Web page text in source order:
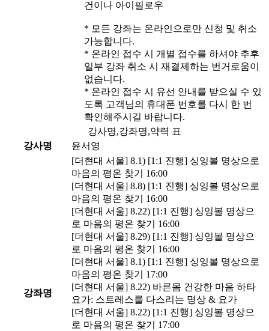
건이나 아이필로우
* 모든 강좌는 온라인으로만 신청 및 취소
가능합니다.
* 온라인 접수 시 개별 접수를 하셔야 추후
일부 강좌 취소 시 재결제하는 번거로움이
없습니다.
* 온라인 접수 시 유선 안내를 받으실 수 있
도록 고객님의 휴대폰 번호를 다시 한 번
확인해주시길 바랍니다.
강사명,강좌명,약력 표
강사명
윤서영
강좌명
[더현대 서울] 8.1) [1:1 진행] 싱잉볼 명상으로
마음의 평온 찾기 16:00
[더현대 서울] 8.8) [1:1 진행] 싱잉볼 명상으로
마음의 평온 찾기 16:00
[더현대 서울] 8.22) [1:1 진행] 싱잉볼 명상으
로 마음의 평온 찾기 16:00
[더현대 서울] 8.29) [1:1 진행] 싱잉볼 명상으
로 마음의 평온 찾기 16:00
[더현대 서울] 8.1) [1:1 진행] 싱잉볼 명상으로
마음의 평온 찾기 17:00
[더현대 서울] 8.22) 바른몸 건강한 마음 하타
요가: 스트레스를 다스리는 명상 & 요가
[더현대 서울] 8.22) [1:1 진행] 싱잉볼 명상으
로 마음의 평온 찾기 17:00